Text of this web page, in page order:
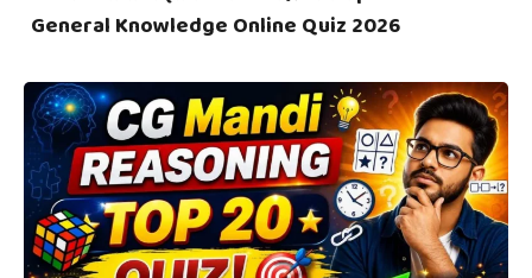
General Knowledge Online Quiz 2026